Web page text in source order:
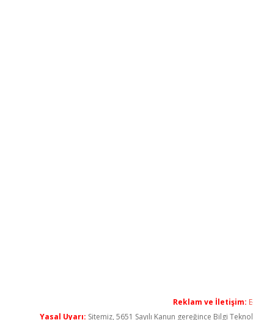
Reklam ve İletişim:
Yasal Uyarı: Sitemiz, 5651 Sayılı Kanun gereğince Bilgi